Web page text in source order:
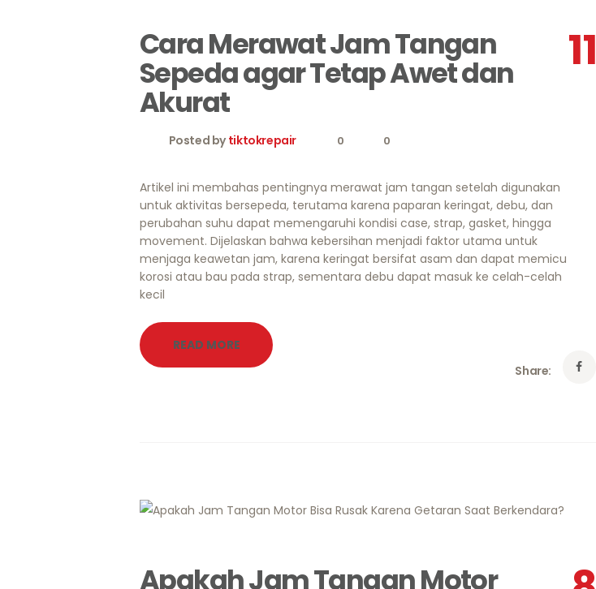
11
Cara Merawat Jam Tangan
Sepeda agar Tetap Awet dan
Akurat
Posted bytiktokrepair 0 0
Artikel ini membahas pentingnya merawat jam tangan setelah digunakan
untuk aktivitas bersepeda, terutama karena paparan keringat, debu, dan
perubahan suhu dapat memengaruhi kondisi case, strap, gasket, hingga
movement. Dijelaskan bahwa kebersihan menjadi faktor utama untuk
menjaga keawetan jam, karena keringat bersifat asam dan dapat memicu
korosi atau bau pada strap, sementara debu dapat masuk ke celah-celah
kecil
Share:
READ MORE
Apakah Jam Tangan Motor